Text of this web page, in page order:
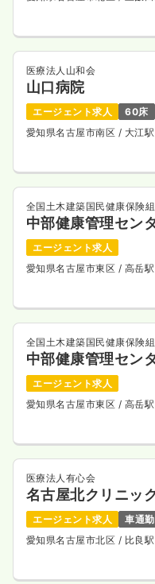
医療法人山和会
山口病院
エージェント求人 60床
愛知県名古屋市南区 / 大江
全国土木建築国民健康保険
中部健康管理セン
エージェント求人
愛知県名古屋市東区 / 高岳
全国土木建築国民健康保険
中部健康管理セン
エージェント求人
愛知県名古屋市東区 / 高岳
医療法人有心会
名古屋北クリニッ
エージェント求人
車通
愛知県名古屋市北区 / 比良